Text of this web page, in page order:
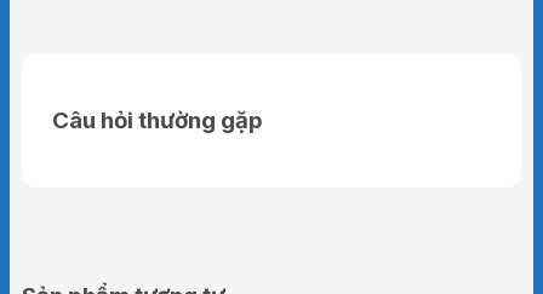
Câu hỏi thường gặp